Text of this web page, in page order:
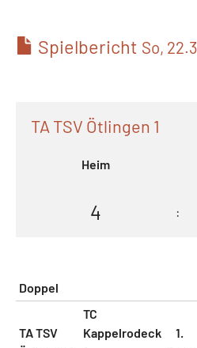
Spielbericht So,
TA TSV Ötlingen 1
Heim
4 :
Doppel
TA TSV
TC
Kappelrodeck
1.